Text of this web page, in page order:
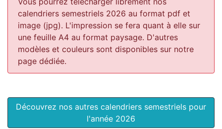
calendriers semestriels 2026 au format pdf et
image (jpg). L'impression se fera quant à elle sur
une feuille A4 au format paysage. D'autres
modèles et couleurs sont disponibles sur notre
page dédiée.
Découvrez nos autres calendriers semestriels pour
l'année 2026